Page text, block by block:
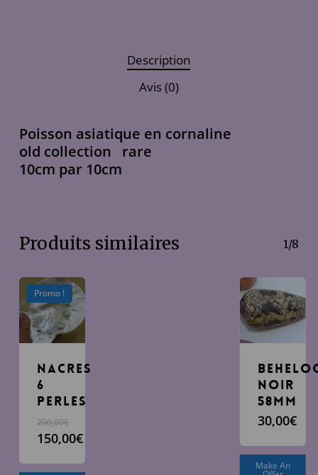
Description
Avis (0)
Poisson asiatique en cornaline
old collection rare
10cm par 10cm
Produits similaires 1/8
Promo !
Nacres
6
perles
200,00€
Le
initial
150,00€
prix
noir
58mm
30,00€
Make An